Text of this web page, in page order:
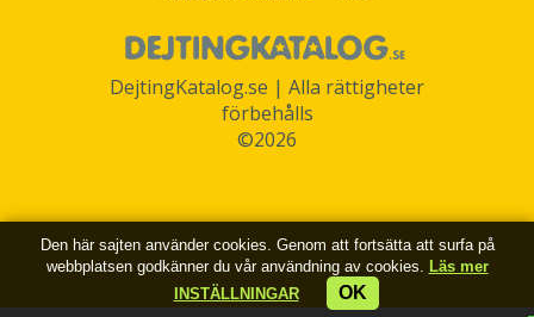
Den här sajten använder cookies. Genom att fortsätta att surfa på
webbplatsen godkänner du vår användning av cookies. Läs mer
INSTÄLLNINGAR
OK
DejtingKatalog.se | Alla rättigheter
förbehålls
©2026